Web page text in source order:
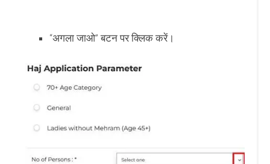
“अगला जाओ” बटन पर क्लिक करें।